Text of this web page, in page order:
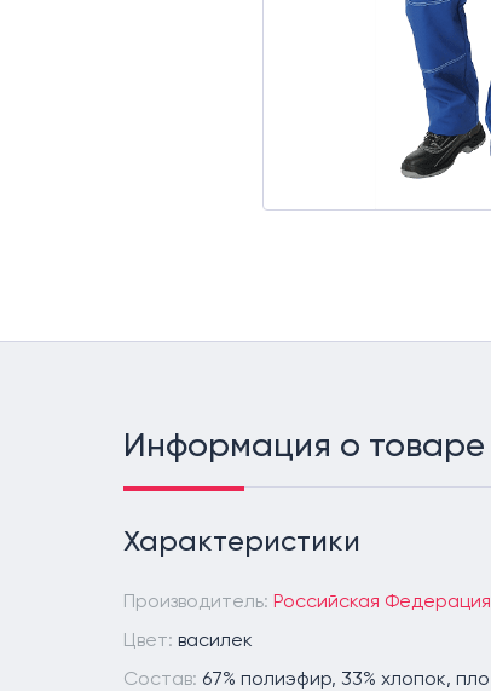
Информация о товаре
Характеристики
Производитель: Российская Федерация
Цвет: василек
Состав: 67% полиэфир, 33% хлопок,